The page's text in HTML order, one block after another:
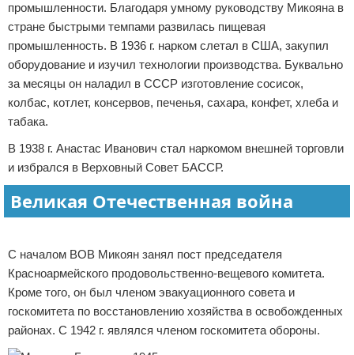
промышленности. Благодаря умному руководству Микояна в
стране быстрыми темпами развилась пищевая
промышленность. В 1936 г. нарком слетал в США, закупил
оборудование и изучил технологии производства. Буквально
за месяцы он наладил в СССР изготовление сосисок,
колбас, котлет, консервов, печенья, сахара, конфет, хлеба и
табака.
В 1938 г. Анастас Иванович стал наркомом внешней торговли
и избрался в Верховный Совет БАССР.
Великая Отечественная война
С началом ВОВ Микоян занял пост председателя
Красноармейского продовольственно-вещевого комитета.
Кроме того, он был членом эвакуационного совета и
госкомитета по восстановлению хозяйства в освобожденных
районах. С 1942 г. являлся членом госкомитета обороны.